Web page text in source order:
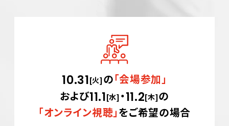
10.31[火]の「会場参加」
および11.1[水] ・11.2[木]の
「オンライン視聴」をご希望の場合